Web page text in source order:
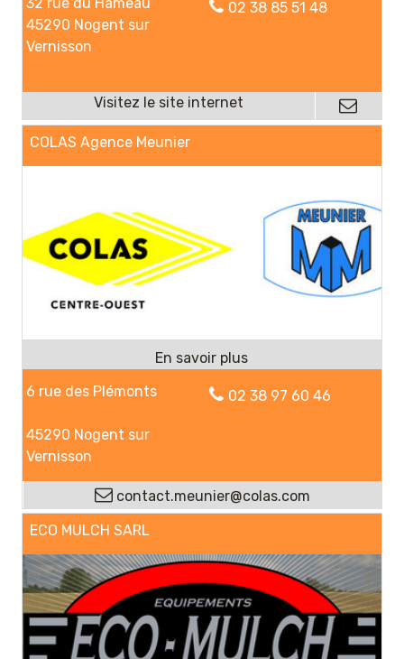
32 rue du Hameau
45290 Nogent sur
Vernisson
02 38 85 51 48
COLAS Agence Meunier
6 rue des Plémonts
45290 Nogent sur
Vernisson
02 38 97 60 46
contact.meunier@colas.com
ECO MULCH SARL